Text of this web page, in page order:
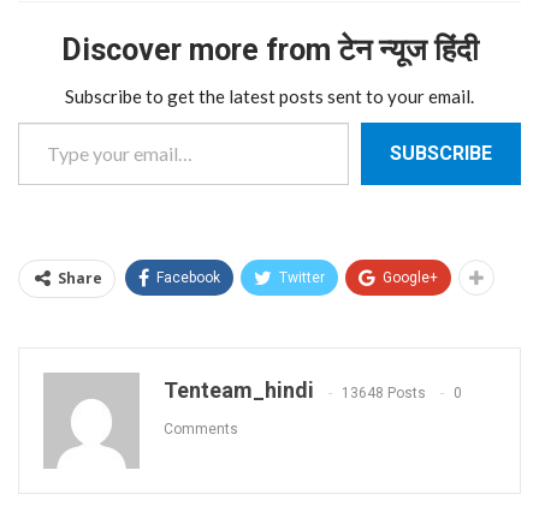
Discover more from टेन न्यूज हिंदी
Subscribe to get the latest posts sent to your email.
Type your email…
SUBSCRIBE
Share Facebook Twitter Google+
Tenteam_hindi 13648 Posts 0
Comments